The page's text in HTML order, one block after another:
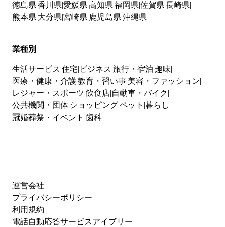
徳島県 香川県 愛媛県 高知県 福岡県 佐賀県 長崎県
熊本県 大分県 宮崎県 鹿児島県 沖縄県
業種別
生活サービス 住宅 ビジネス 旅行・宿泊 趣味
医療・健康・介護教育・習い事 美容・ファッション
レジャー・スポーツ 飲食店 自動車・バイク
公共機関・団体 ショッピングペット 暮らし
冠婚葬祭・イベント 歯科
運営会社
プライバシーポリシー
利用規約
電話自動応答サービスアイブリー